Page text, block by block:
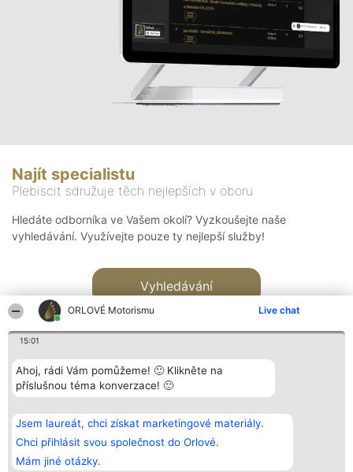
ORLOVÉ Motorismu Live chat
15:01
Ahoj, rádi Vám pomůžeme! 🙂 Klikněte na
příslušnou téma konverzace! 🙂
Jsem laureát, chci získat marketingové materiály.
Chci přihlásit svou společnost do Orlové.
Mám jiné otázky.
Najít specialistu
Plebiscit sdružuje těch nejlepších v oboru
Hledáte odborníka ve Vašem okolí? Vyzkoušejte naše
vyhledávání. Využívejte pouze ty nejlepší služby!
Vyhledávání
Bright Side Solutions sp. z o.
o. sp. k.
ul. Ruska 22
Wrocław 50-079
KRS 0000749100 | Regon
Vítězové
Seznam všech
laureátů
Zásady
Kontakt